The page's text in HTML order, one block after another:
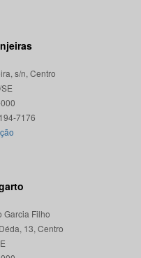
s/n, Centro
Garcia Filho
13, Centro